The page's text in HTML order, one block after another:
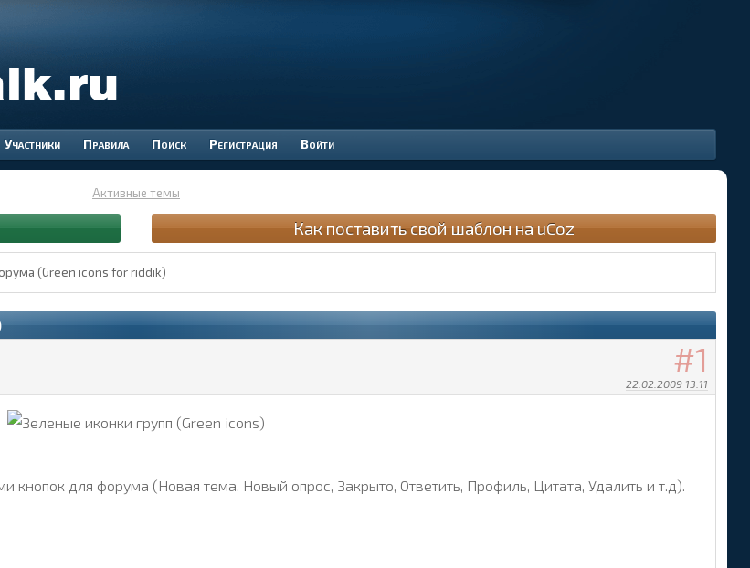
Участники Правила Поиск Регистрация Войти
Активные темы
Как поставить свой шаблон на uCoz
(Green icons for riddik)
1
22.02.2009 13:11
кнопок для форума (Новая тема, Новый опрос, Закрыто, Ответить, Профиль, Цитата, Удалить и т.д).